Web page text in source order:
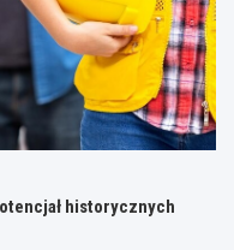
historycznych